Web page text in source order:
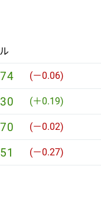
(－0.06)
(＋0.19)
(－0.02)
(－0.27)